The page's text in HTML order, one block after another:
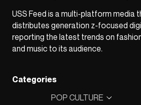
USS Feed is a multi-platform media
distributes generation z-focused
reporting the latest trends on
and music to its audience.
Categories
POP CULTURE